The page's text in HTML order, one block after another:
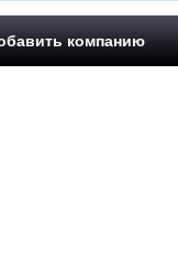
компанию